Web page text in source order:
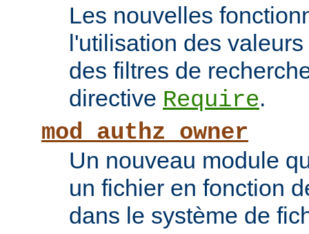
Les nouvelles
l'utilisation des
des filtres de
directive Require.
mod_authz_owner
Un nouveau module
un fichier en fonction
dans le système de